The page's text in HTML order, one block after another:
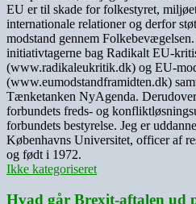
EU er til skade for folkestyret,
internationale relationer og derfor
modstand gennem
initiativtagerne bag Radikalt EU-
(www.radikaleukritik.dk) og EU-
(www.eumodstandframidten.dk)
Tænketanken NyAgenda.
forbundets freds- og
forbundets bestyrelse. Jeg er
Københavns Universitet, officer af
og født i 1972.
Ikke kategoriseret
Hvad går Brexit-aftalen ud